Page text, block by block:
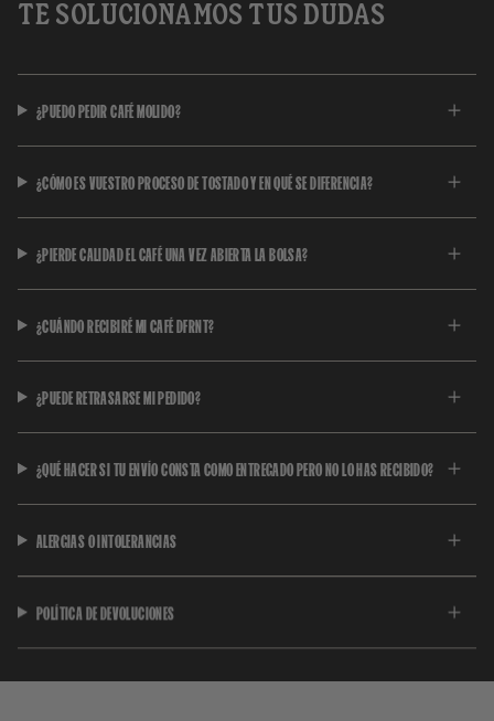
TE SOLUCIONAMOS TUS DUDAS
¿PUEDO PEDIR CAFÉ MOLIDO?
¿CÓMO ES VUESTRO PROCESO DE TOSTADO Y EN QUÉ SE DIFERENCIA?
¿PIERDE CALIDAD EL CAFÉ UNA VEZ ABIERTA LA BOLSA?
¿CUÁNDO RECIBIRÉ MI CAFÉ DFRNT?
¿PUEDE RETRASARSE MI PEDIDO?
¿QUÉ HACER SI TU ENVÍO CONSTA COMO ENTREGADO PERO NO LO HAS RECIBIDO?
ALERGIAS O INTOLERANCIAS
POLÍTICA DE DEVOLUCIONES